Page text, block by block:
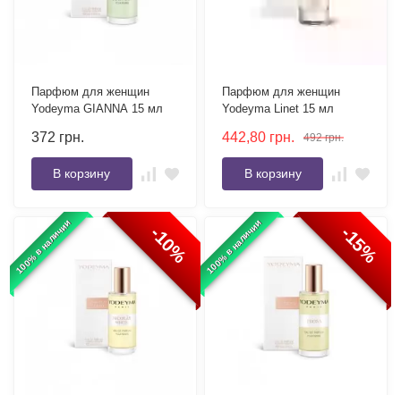
Парфюм для женщин
Yodeyma GIANNA 15 мл
372 грн.
В корзину
Парфюм для женщин
Yodeyma Linet 15 мл
442,80 грн. 492 грн.
В корзину
100% в наличии -10% 100% в наличии -15%